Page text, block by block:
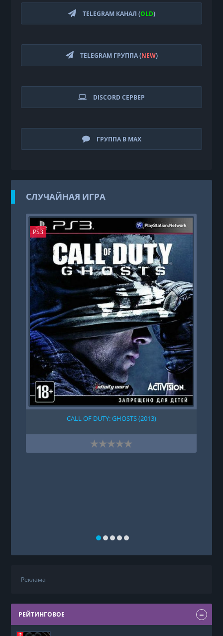
TELEGRAM КАНАЛ (OLD)
TELEGRAM ГРУППА (NEW)
DISCORD СЕРВЕР
ГРУППА В MAX
СЛУЧАЙНАЯ ИГРА
PS3
CALL OF DUTY: GHOSTS (2013)
Реклама
РЕЙТИНГОВОЕ